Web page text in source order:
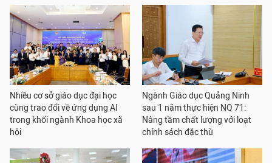
Nhiều cơ sở giáo dục đại học
cùng trao đổi về ứng dụng AI
trong khối ngành Khoa học xã
hội
Ngành Giáo dục Quảng Ninh
sau 1 năm thực hiện NQ 71:
Nâng tầm chất lượng với loạt
chính sách đặc thù